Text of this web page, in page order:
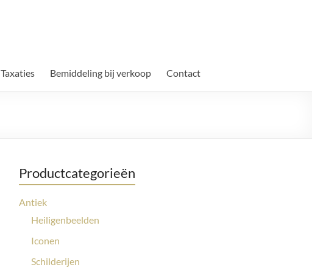
Taxaties Bemiddeling bij verkoop Contact
Productcategorieën
Antiek
Heiligenbeelden
Iconen
Schilderijen